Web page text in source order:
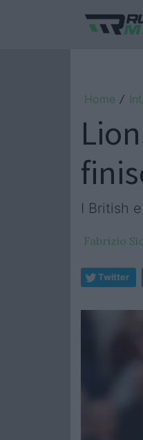
Home /
I British
Fabrizio
Twitter